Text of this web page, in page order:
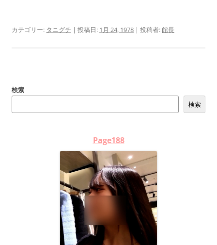
カテゴリー: タニグチ | 投稿日: 1月 24, 1978 | 投稿者:館長
検索
検索
Page188